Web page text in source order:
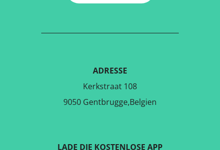
ADRESSE
Kerkstraat 108
9050 Gentbrugge,Belgien
LADE DIE KOSTENLOSE APP